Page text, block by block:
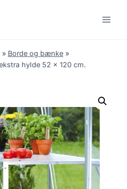
» Borde og bænke »
hylde 52 x 120 cm.